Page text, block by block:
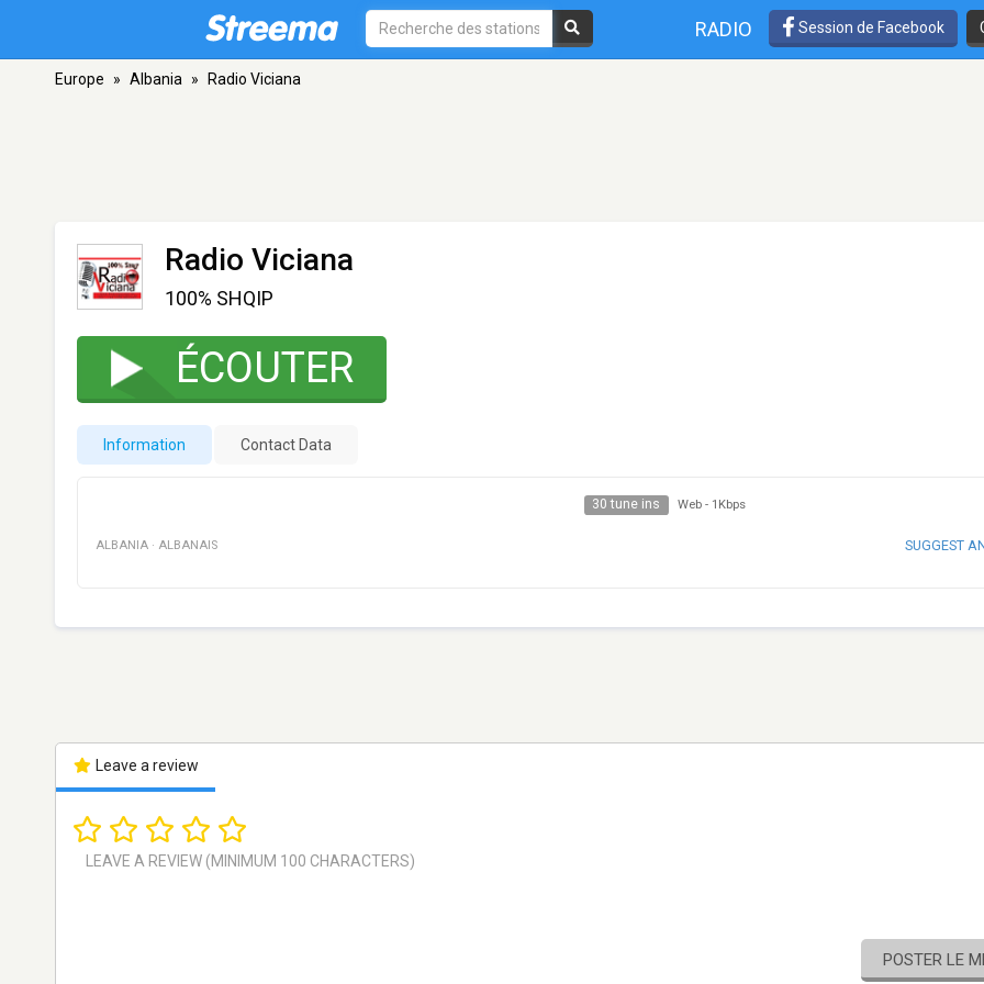
RADIO Session de Facebook
Europe » Albania » Radio Viciana
Radio Viciana
100% SHQIP
ÉCOUTER
Information Contact Data
30 tune ins Web - 1Kbps
ALBANIA · ALBANAIS SUGGEST
Leave a review
POSTER LE